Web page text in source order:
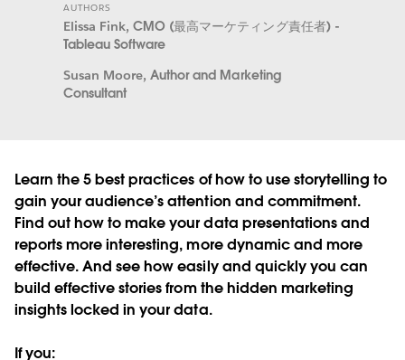
AUTHORS
Elissa Fink, CMO (最高マーケティング責任者) -
Tableau Software
Susan Moore, Author and Marketing
Consultant
Learn the 5 best practices of how to use storytelling to
gain your audience’s attention and commitment.
Find out how to make your data presentations and
reports more interesting, more dynamic and more
effective. And see how easily and quickly you can
build effective stories from the hidden marketing
insights locked in your data.
If you: